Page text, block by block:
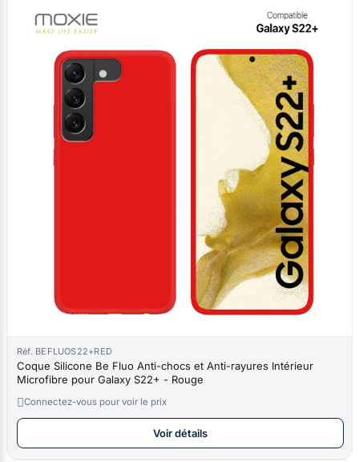
Réf. BEFLUOS22+RED
Coque Silicone Be Fluo Anti-chocs et Anti-rayures Intérieur
Microfibre pour Galaxy S22+ - Rouge
Connectez-vous pour voir le prix
Voir détails